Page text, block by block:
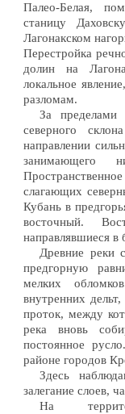
Палео-Белая,
станицу
Лагонакском
Перестройка
долин на
локальное
разломам.
За пределами
северного
направлении
занимающего
слагающих
Кубань в
восточный.
направлявшиеся в
Древние реки
предгорную
мелких
внутренних
проток, между
река вновь
постоянное
районе городов
Здесь
залегание слоев,
На